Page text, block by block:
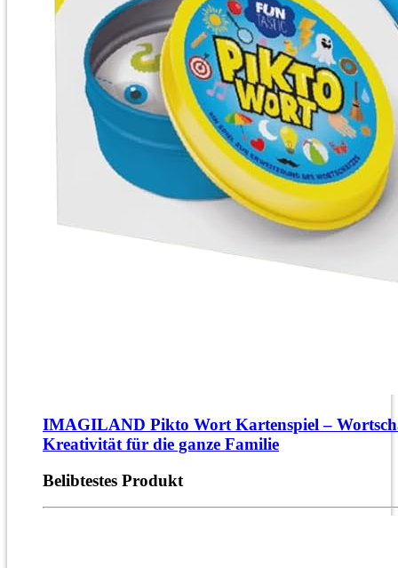
IMAGILAND Pikto Wort Kartenspiel –
Kreativität für die ganze Familie
Belibtestes Produkt